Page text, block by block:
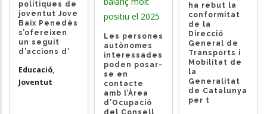
polítiques de
joventut Jove
Baix Penedès
s’ofereixen
un seguit
d’accions d’
Educació,
Joventut
positiu el 2025
Les persones
autònomes
interessades
poden posar-
se en
contacte
amb l’Àrea
d’Ocupació
del Consell
ha rebut la
conformitat
de la
Direcció
General de
Transports i
Mobilitat de
la
Generalitat
de Catalunya
per t